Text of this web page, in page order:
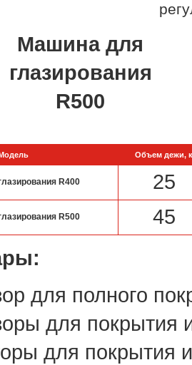
Машина для
глазирования
R500
Объем дежи,
R400 25
R500
45
для полного
для покрытия
для покрытия